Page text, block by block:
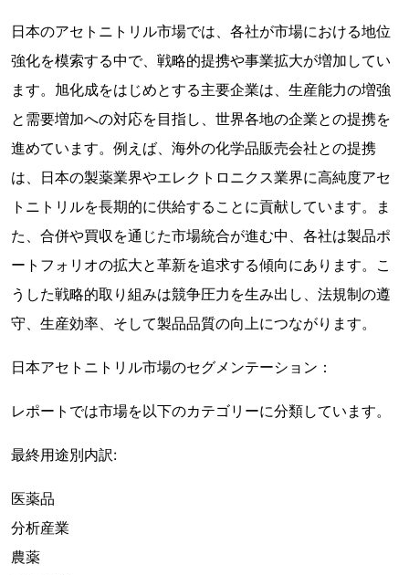
日本のアセトニトリル市場では、各社が市場における地位
強化を模索する中で、戦略的提携や事業拡大が増加してい
ます。旭化成をはじめとする主要企業は、生産能力の増強
と需要増加への対応を目指し、世界各地の企業との提携を
進めています。例えば、海外の化学品販売会社との提携
は、日本の製薬業界やエレクトロニクス業界に高純度アセ
トニトリルを長期的に供給することに貢献しています。ま
た、合併や買収を通じた市場統合が進む中、各社は製品ポ
ートフォリオの拡大と革新を追求する傾向にあります。こ
うした戦略的取り組みは競争圧力を生み出し、法規制の遵
守、生産効率、そして製品品質の向上につながります。
日本アセトニトリル市場のセグメンテーション：
レポートでは市場を以下のカテゴリーに分類しています。
最終用途別内訳:
医薬品
分析産業
農薬